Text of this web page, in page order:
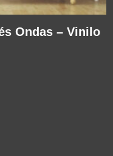
Ondas – Vinilo